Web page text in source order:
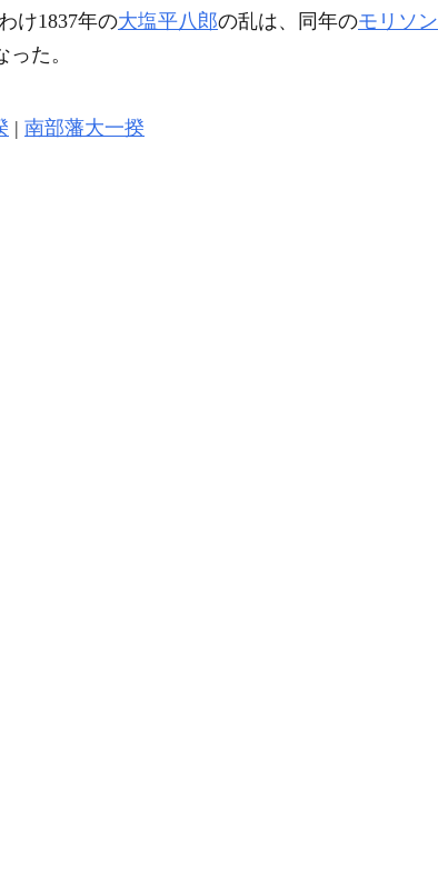
け1837年の大塩平八郎の乱は、同年のモリソン
た。
| 南部藩大一揆